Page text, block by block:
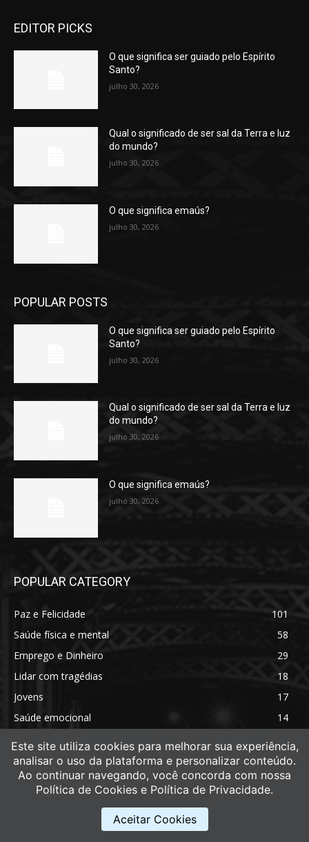
EDITOR PICKS
O que significa ser guiado pelo Espírito
Santo?
julho 30, 2026
Qual o significado de ser sal da Terra e luz
do mundo?
julho 30, 2026
O que significa emaús?
julho 30, 2026
POPULAR POSTS
O que significa ser guiado pelo Espírito
Santo?
julho 30, 2026
Qual o significado de ser sal da Terra e luz
do mundo?
julho 30, 2026
O que significa emaús?
julho 30, 2026
POPULAR CATEGORY
Paz e Felicidade
101
Saúde física e mental
58
Emprego e Dinheiro
29
Lidar com tragédias
18
Jovens
17
Saúde emocional
14
Este site utiliza cookies para melhorar sua experiência,
analisar o uso da plataforma e personalizar conteúdo.
Ao continuar navegando, você concorda com nossa
Política de Cookies e Política de Privacidade.
Aceitar Cookies